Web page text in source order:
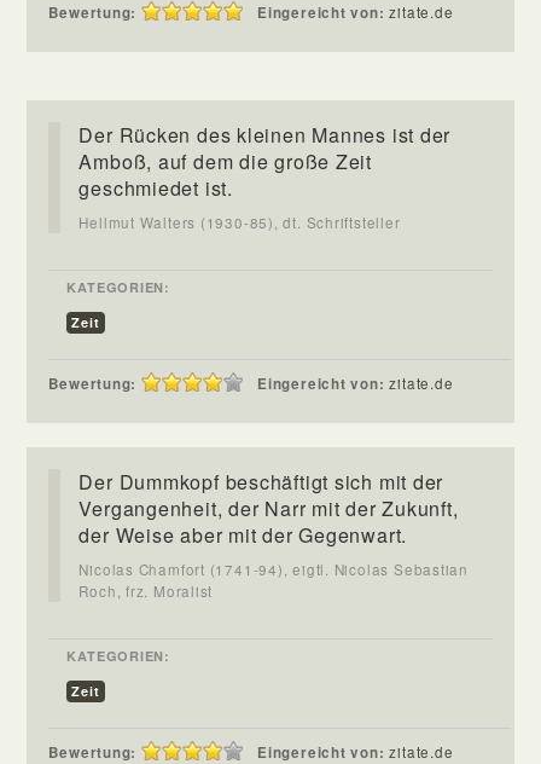
Bewertung: Eingereicht von:zitate.de
Der Rücken des kleinen Mannes ist der
Amboß, auf dem die große Zeit
geschmiedet ist.
Hellmut Walters (1930-85), dt. Schriftsteller
KATEGORIEN:
Zeit
Bewertung: Eingereicht von:zitate.de
Der Dummkopf beschäftigt sich mit der
Vergangenheit, der Narr mit der Zukunft,
der Weise aber mit der Gegenwart.
Nicolas Chamfort (1741-94), eigtl. Nicolas Sebastian
Roch, frz. Moralist
KATEGORIEN:
Zeit
Bewertung: Eingereicht von:zitate.de